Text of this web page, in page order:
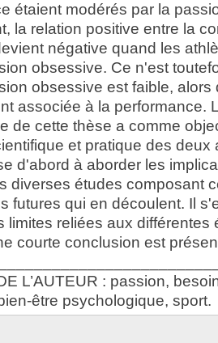
étaient modérés par la
la relation positive entre la
négative quand les
obsessive. Ce n'est
obsessive est faible,
associée à la performance.
de cette thèse a comme
et pratique des deux
d'abord à aborder les
diverses études composant
futures qui en découlent. Il
limites reliées aux différentes
courte conclusion est
L’AUTEUR : passion,
être psychologique, sport.